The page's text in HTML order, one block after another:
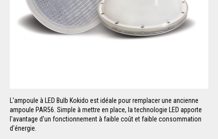
L'ampoule à LED Bulb Kokido est idéale pour remplacer une ancienne
ampoule PAR56. Simple à mettre en place, la technologie LED apporte
l'avantage d'un fonctionnement à faible coût et faible consommation
d'énergie.